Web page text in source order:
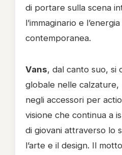
di portare sulla scena
l’immaginario e
contemporanea.
Vans, dal canto suo, si
globale nelle calzature,
negli accessori per
visione che continua a
di giovani attraverso lo
l’arte e il design. Il